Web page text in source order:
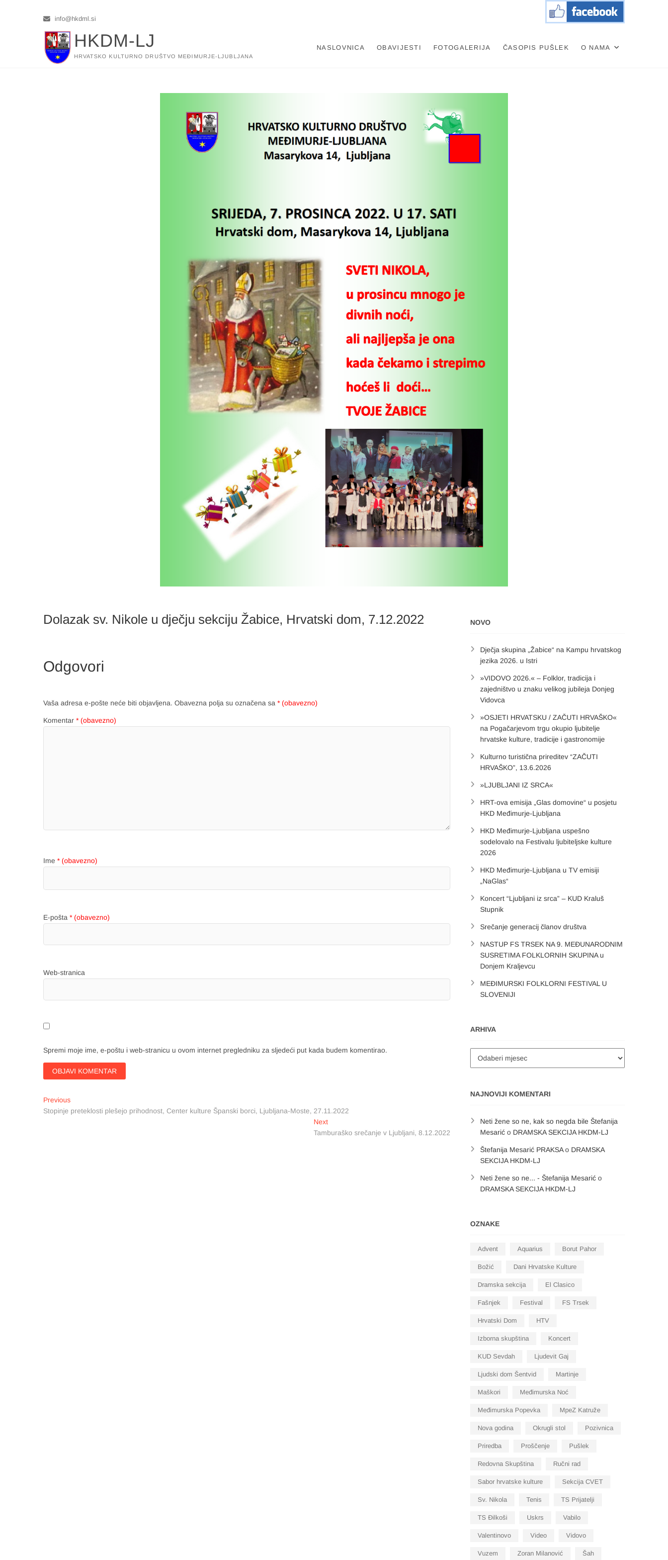
info@hkdml.si
HKDM-LJ
HRVATSKO KULTURNO DRUŠTVO MEĐIMURJE-LJUBLJANA
NASLOVNICA OBAVIJESTI FOTOGALERIJA ČASOPIS PUŠLEK O NAMA
Dolazak sv. Nikole u dječju sekciju Žabice, Hrvatski dom, 7.12.2022
Odgovori
Vaša adresa e-pošte neće biti objavljena. Obavezna polja su označena sa * (obavezno)
Komentar * (obavezno)
Ime * (obavezno)
E-pošta * (obavezno)
Web-stranica
Spremi moje ime, e-poštu i web-stranicu u ovom internet pregledniku za sljedeći put kada budem komentirao.
Navigacija
objava
PreviousPrevious
post:
Stopinje preteklosti plešejo prihodnost, Center kulture Španski borci, Ljubljana-Moste, 27.11.2022
NextNext
post:
Tamburaško srečanje v Ljubljani, 8.12.2022
NOVO
Dječja skupina „Žabice“ na Kampu hrvatskog
jezika 2026. u Istri
»VIDOVO 2026.« – Folklor, tradicija i
zajedništvo u znaku velikog jubileja Donjeg
Vidovca
»OSJETI HRVATSKU / ZAČUTI HRVAŠKO«
na Pogačarjevom trgu okupio ljubitelje
hrvatske kulture, tradicije i gastronomije
Kulturno turistična prireditev “ZAČUTI
HRVAŠKO”, 13.6.2026
»LJUBLJANI IZ SRCA«
HRT-ova emisija „Glas domovine“ u posjetu
HKD Međimurje-Ljubljana
HKD Međimurje-Ljubljana uspešno
sodelovalo na Festivalu ljubiteljske kulture
2026
HKD Međimurje-Ljubljana u TV emisiji
„NaGlas“
Koncert “Ljubljani iz srca” – KUD Kraluš
Stupnik
Srečanje generacij članov društva
NASTUP FS TRSEK NA 9. MEĐUNARODNIM
SUSRETIMA FOLKLORNIH SKUPINA u
Donjem Kraljevcu
MEĐIMURSKI FOLKLORNI FESTIVAL U
SLOVENIJI
ARHIVA
NAJNOVIJI KOMENTARI
Neti žene so ne, kak so negda bile Štefanija
Mesarić o DRAMSKA SEKCIJA HKDM-LJ
Štefanija Mesarić PRAKSAo DRAMSKA
SEKCIJA HKDM-LJ
Neti žene so ne... - Štefanija Mesarić o
DRAMSKA SEKCIJA HKDM-LJ
OZNAKE
Advent Aquarius Borut Pahor
Božić Dani Hrvatske Kulture
Dramska sekcija El Clasico
Fašnjek Festival FS Trsek
Hrvatski Dom HTV
Izborna skupština Koncert
KUD Sevdah Ljudevit Gaj
Ljudski dom Šentvid Martinje
Maškori Međimurska Noć
Međimurska Popevka MpeZ Katruže
Nova godina Okrugli stol Pozivnica
Priredba Proščenje Pušlek
Redovna Skupština Ručni rad
Sabor hrvatske kulture Sekcija CVET
Sv. Nikola Tenis TS Prijatelji
TS Đilkoši Uskrs Vabilo
Valentinovo Video Vidovo
Vuzem Zoran Milanović Šah